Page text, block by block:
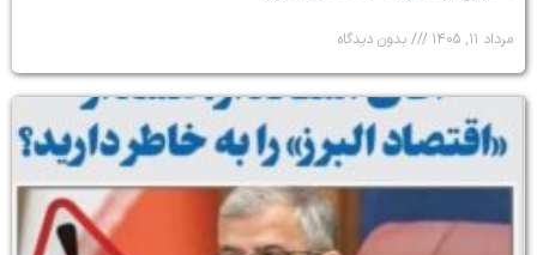
مرداد ۱۱, ۱۴۰۵ بدون دیدگاه